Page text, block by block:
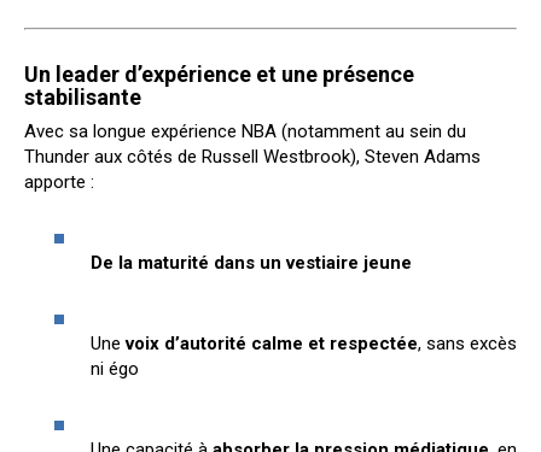
Un leader d’expérience et une présence
stabilisante
Avec sa longue expérience NBA (notamment au sein du
Thunder aux côtés de Russell Westbrook), Steven Adams
apporte :
De la maturité dans un vestiaire jeune
Unevoix d’autorité calme et respectée, sans excès
ni égo